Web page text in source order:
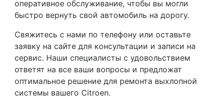
оперативное обслуживание, чтобы вы могли
быстро вернуть свой автомобиль на дорогу.
Свяжитесь с нами по телефону или оставьте
заявку на сайте для консультации и записи на
сервис. Наши специалисты с удовольствием
ответят на все ваши вопросы и предложат
оптимальное решение для ремонта выхлопной
системы вашего Citroen.